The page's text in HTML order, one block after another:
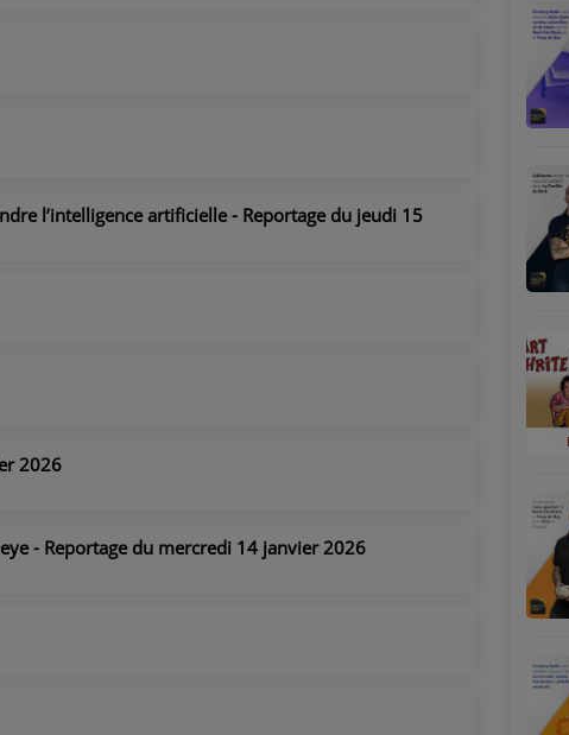
l’intelligence artificielle - Reportage du jeudi 15
2026
- Reportage du mercredi 14 janvier 2026